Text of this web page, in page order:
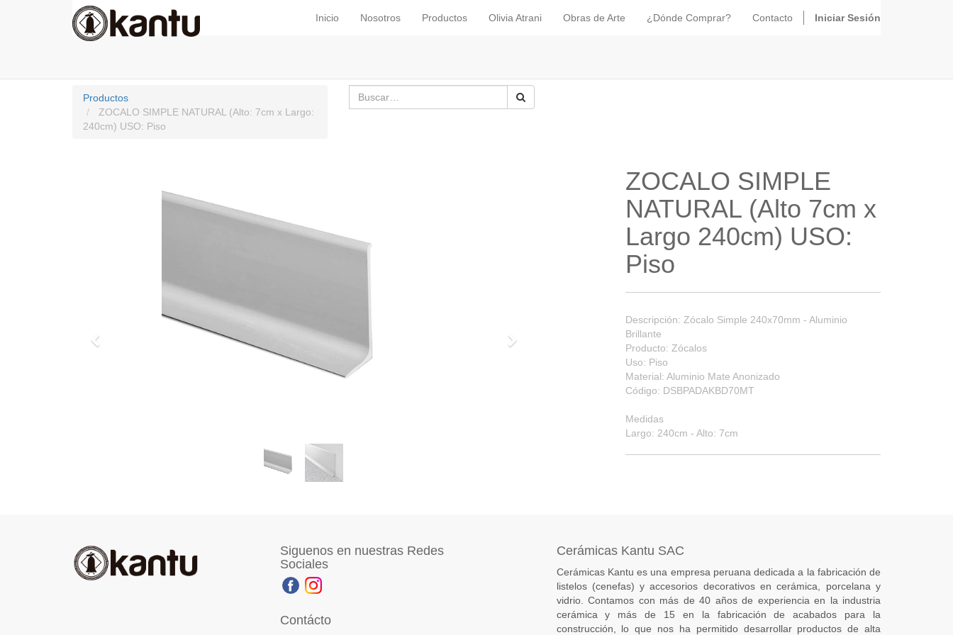
Inicio Nosotros Productos Olivia Atrani Obras de Arte ¿Dónde Comprar? Contacto Iniciar Sesión
Productos
ZOCALO SIMPLE NATURAL (Alto: 7cm x Largo:
240cm) USO: Piso
Siguiente
ZOCALO SIMPLE
NATURAL (Alto 7cm x
Largo 240cm) USO:
Piso
Descripción: Zócalo Simple 240x70mm - Aluminio
Brillante
Producto: Zócalos
Uso: Piso
Material: Aluminio Mate Anonizado
Código: DSBPADAKBD70MT
Medidas
Largo: 240cm - Alto: 7cm
Siguenos en nuestras Redes
Sociales
Contácto
Cerámicas Kantu SAC
Cerámicas Kantu es una empresa peruana dedicada a la fabricación de
listelos (cenefas) y accesorios decorativos en cerámica, porcelana y
vidrio. Contamos con más de 40 años de experiencia en la industria
cerámica y más de 15 en la fabricación de acabados para la
construcción, lo que nos ha permitido desarrollar productos de alta